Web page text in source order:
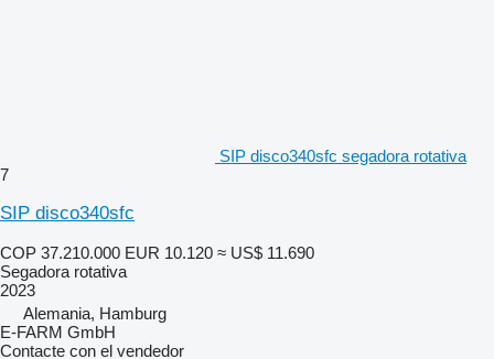
SIP disco340sfc segadora rotativa
7
SIP disco340sfc
COP 37.210.000 EUR 10.120 ≈ US$ 11.690
Segadora rotativa
2023
Alemania, Hamburg
E-FARM GmbH
Contacte con el vendedor